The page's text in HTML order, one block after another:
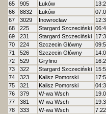
65
905 Łuków
66
8832 Łuków
67
3029 Inowrocław
68
225 Stargard Szczeciński
69
231 Stargard Szczeciński
70
224 Szczecin Główny
71
526 Szczecin Główny
72
529 Gryfino
73
322 Stargard Szczeciński
74
323 Kalisz Pomorski
75
321 Kalisz Pomorski
76
379 W-wa Wsch
77
381 W-wa Wsch
78
333 W-wa Wsch
7.22